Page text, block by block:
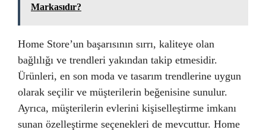
Markasıdır?
Home Store’un başarısının sırrı, kaliteye olan
bağlılığı ve trendleri yakından takip etmesidir.
Ürünleri, en son moda ve tasarım trendlerine uygun
olarak seçilir ve müşterilerin beğenisine sunulur.
Ayrıca, müşterilerin evlerini kişiselleştirme imkanı
sunan özelleştirme seçenekleri de mevcuttur. Home